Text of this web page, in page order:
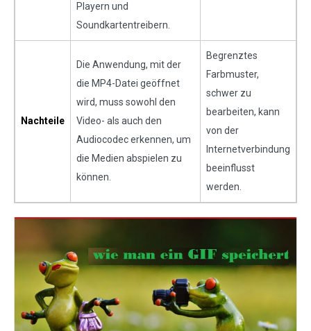
Playern und
Soundkartentreibern.
Nachteile
Die Anwendung, mit der
die MP4-Datei geöffnet
wird, muss sowohl den
Video- als auch den
Audiocodec erkennen, um
die Medien abspielen zu
können.
Begrenztes
Farbmuster,
schwer zu
bearbeiten, kann
von der
Internetverbindung
beeinflusst
werden.